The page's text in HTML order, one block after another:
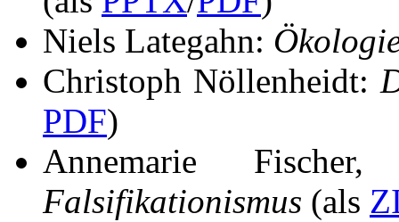
Niels Lategahn:
Christoph Nöllenheidt:
PDF)
Annemarie
Falsifikationismus (als